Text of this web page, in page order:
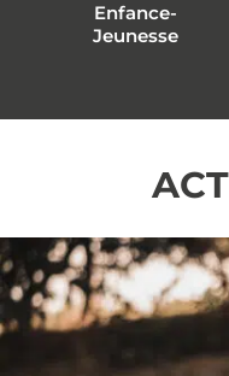
Enfance-
Jeunesse